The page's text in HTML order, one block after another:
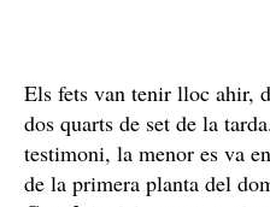
Els fets van tenir lloc ahir,
dos quarts de set de la
testimoni, la menor es va
de la primera planta del